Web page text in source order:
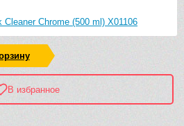
Chrome (500 ml) X01106
В избранное